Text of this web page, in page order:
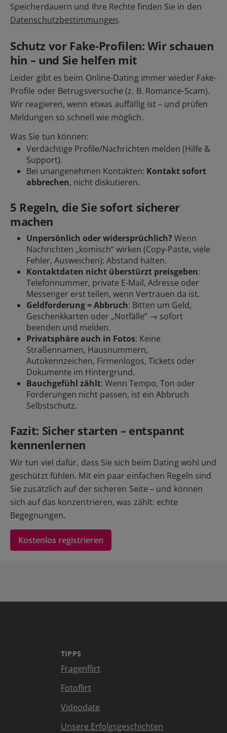
Speicherdauern und Ihre Rechte finden Sie in den
Datenschutzbestimmungen.
Schutz vor Fake-Profilen: Wir schauen
hin – und Sie helfen mit
Leider gibt es beim Online-Dating immer wieder Fake-
Profile oder Betrugsversuche (z. B. Romance-Scam).
Wir reagieren, wenn etwas auffällig ist – und prüfen
Meldungen so schnell wie möglich.
Was Sie tun können:
Verdächtige Profile/Nachrichten melden (Hilfe &
Support).
Bei unangenehmen Kontakten: Kontakt sofort
abbrechen, nicht diskutieren.
5 Regeln, die Sie sofort sicherer
machen
Unpersönlich oder widersprüchlich? Wenn
Nachrichten „komisch“ wirken (Copy-Paste, viele
Fehler, Ausweichen): Abstand halten.
Kontaktdaten nicht überstürzt preisgeben:
Telefonnummer, private E-Mail, Adresse oder
Messenger erst teilen, wenn Vertrauen da ist.
Geldforderung = Abbruch: Bitten um Geld,
Geschenkkarten oder „Notfälle“ → sofort
beenden und melden.
Privatsphäre auch in Fotos: Keine
Straßennamen, Hausnummern,
Autokennzeichen, Firmenlogos, Tickets oder
Dokumente im Hintergrund.
Bauchgefühl zählt: Wenn Tempo, Ton oder
Forderungen nicht passen, ist ein Abbruch
Selbstschutz.
Fazit: Sicher starten – entspannt
kennenlernen
Wir tun viel dafür, dass Sie sich beim Dating wohl und
geschützt fühlen. Mit ein paar einfachen Regeln sind
Sie zusätzlich auf der sicheren Seite – und können
sich auf das konzentrieren, was zählt: echte
Begegnungen.
Kostenlos registrieren
TIPPS
Fragenflirt
Fotoflirt
Videodate
Unsere Erfolgsgeschichten